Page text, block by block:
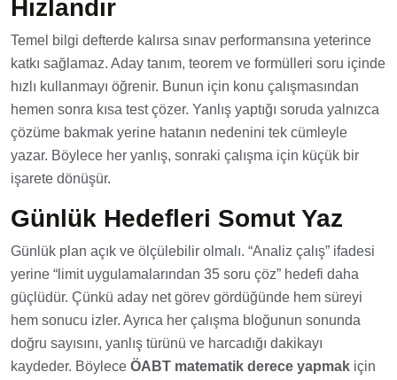
Hızlandır
Temel bilgi defterde kalırsa sınav performansına yeterince
katkı sağlamaz. Aday tanım, teorem ve formülleri soru içinde
hızlı kullanmayı öğrenir. Bunun için konu çalışmasından
hemen sonra kısa test çözer. Yanlış yaptığı soruda yalnızca
çözüme bakmak yerine hatanın nedenini tek cümleyle
yazar. Böylece her yanlış, sonraki çalışma için küçük bir
işarete dönüşür.
Günlük Hedefleri Somut Yaz
Günlük plan açık ve ölçülebilir olmalı. “Analiz çalış” ifadesi
yerine “limit uygulamalarından 35 soru çöz” hedefi daha
güçlüdür. Çünkü aday net görev gördüğünde hem süreyi
hem sonucu izler. Ayrıca her çalışma bloğunun sonunda
doğru sayısını, yanlış türünü ve harcadığı dakikayı
kaydeder. Böylece ÖABT matematik derece yapmak için